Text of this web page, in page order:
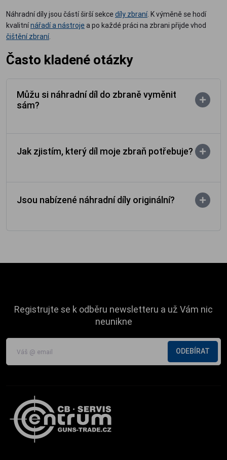
Náhradní díly jsou částí širší sekcedíly zbraní. K výměně se hodí
kvalitnínářadí a nástrojea po každé práci na zbrani přijde vhod
čištění zbraní.
Často kladené otázky
Můžu si náhradní díl do zbraně vyměnit
sám?
Jak zjistím, který díl moje zbraň potřebuje?
Jsou nabízené náhradní díly originální?
Registrujte se k odběru newsletteru a už Vám nic
neunikne
ODEBÍRAT